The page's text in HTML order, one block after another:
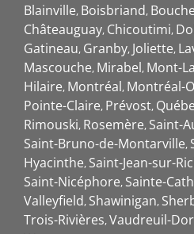
Blainville Boisbriand
Châteauguay Chicoutimi
Gatineau Granby Joliette
Mascouche Mirabel Mont-
Hilaire Montréal Montréal-
Pointe-Claire Prévost
Rimouski Rosemère Saint-
Saint-Bruno-de-Montarville
Hyacinthe Saint-Jean-sur-
Saint-Nicéphore Sainte-
Valleyfield Shawinigan
Trois-Rivières Vaudreuil-